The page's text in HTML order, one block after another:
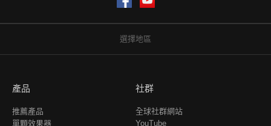
選擇地區
產品
推薦產品
單顆效果器
社群
全球社群網站
YouTube